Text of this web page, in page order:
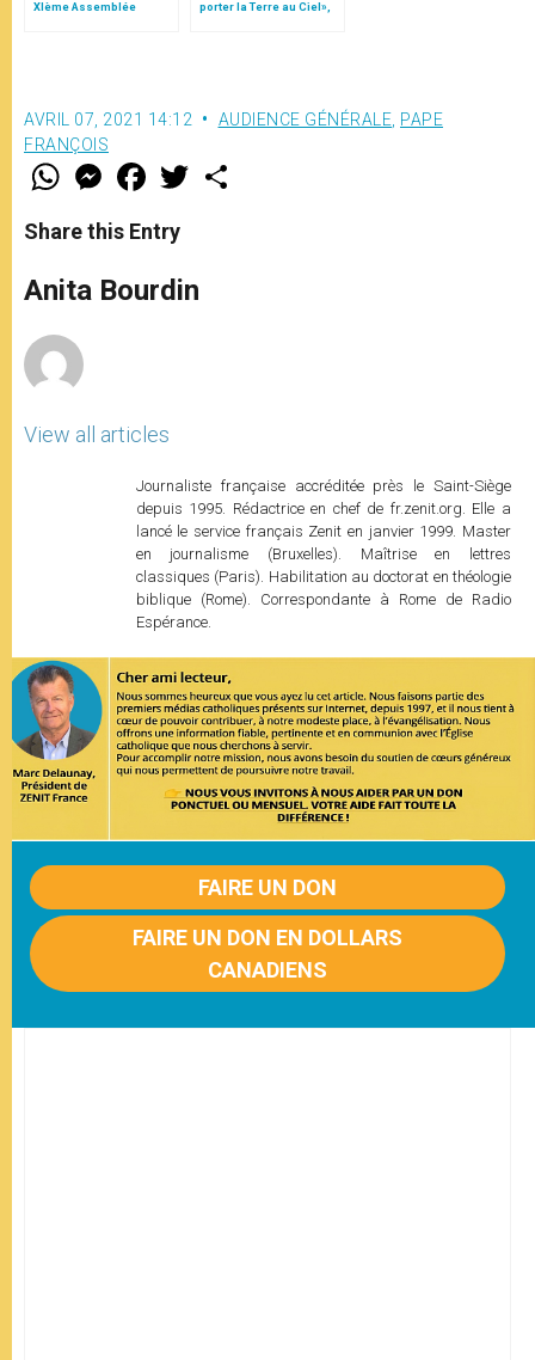
XIème Assemblée
porter la Terre au Ciel»,
AVRIL 07, 2021 14:12 AUDIENCE GÉNÉRALE PAPE
FRANÇOIS
W
t
s
p
p
M
e
s
e
g
e
F
a
e
b
o
k
w
r
Share this Entry
Anita Bourdin
View all articles
Journaliste française accréditée près le Saint-Siège
depuis 1995. Rédactrice en chef de fr.zenit.org. Elle a
lancé le service français Zenit en janvier 1999. Master
en journalisme (Bruxelles). Maîtrise en lettres
classiques (Paris). Habilitation au doctorat en théologie
biblique (Rome). Correspondante à Rome de Radio
Espérance.
FAIRE UN DON
FAIRE UN DON EN DOLLARS
CANADIENS